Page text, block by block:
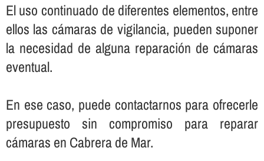
El uso continuado de diferentes elementos, entre
ellos las cámaras de vigilancia, pueden suponer
la necesidad de alguna reparación de cámaras
eventual.
En ese caso, puede contactarnos para ofrecerle
presupuesto sin compromiso para reparar
cámaras en Cabrera de Mar.